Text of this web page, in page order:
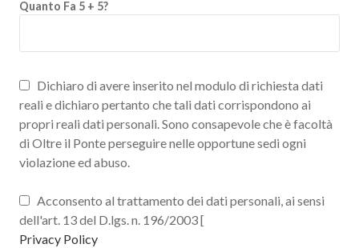
Quanto Fa 5 + 5?
Dichiaro di avere inserito nel modulo di richiesta dati
reali e dichiaro pertanto che tali dati corrispondono ai
propri reali dati personali. Sono consapevole che è facoltà
di Oltre il Ponte perseguire nelle opportune sedi ogni
violazione ed abuso.
Acconsento al trattamento dei dati personali, ai sensi
dell'art. 13 del D.lgs. n. 196/2003 [
Privacy Policy